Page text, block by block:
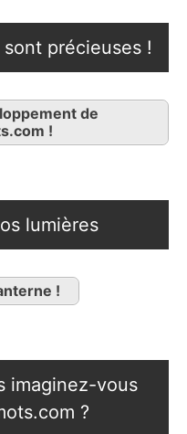
précieuses !
de
!
lumières
!
imaginez-vous
?